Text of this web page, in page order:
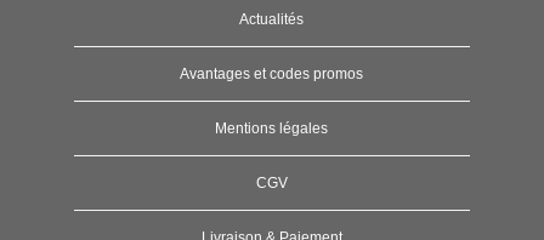
Actualités
Avantages et codes promos
Mentions légales
CGV